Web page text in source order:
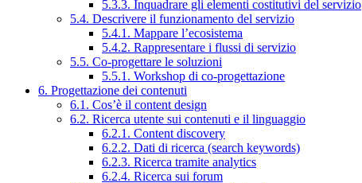
5.3.3. Inquadrare gli elementi costitutivi del servizio
5.4. Descrivere il funzionamento del servizio
5.4.1. Mappare l’ecosistema
5.4.2. Rappresentare i flussi di servizio
5.5. Co-progettare le soluzioni
5.5.1. Workshop di co-progettazione
6. Progettazione dei contenuti
6.1. Cos’è il content design
6.2. Ricerca utente sui contenuti e il linguaggio
6.2.1. Content discovery
6.2.2. Dati di ricerca (search keywords)
6.2.3. Ricerca tramite analytics
6.2.4. Ricerca sui forum